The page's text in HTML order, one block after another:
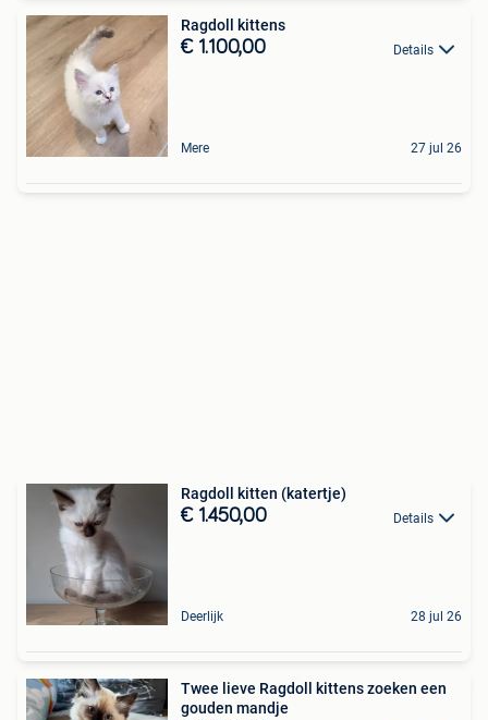
Ragdoll kittens
€ 1.100,00 Details
Mere 27 jul 26
Ragdoll kitten (katertje)
€ 1.450,00 Details
Deerlijk 28 jul 26
Twee lieve Ragdoll kittens zoeken een
gouden mandje